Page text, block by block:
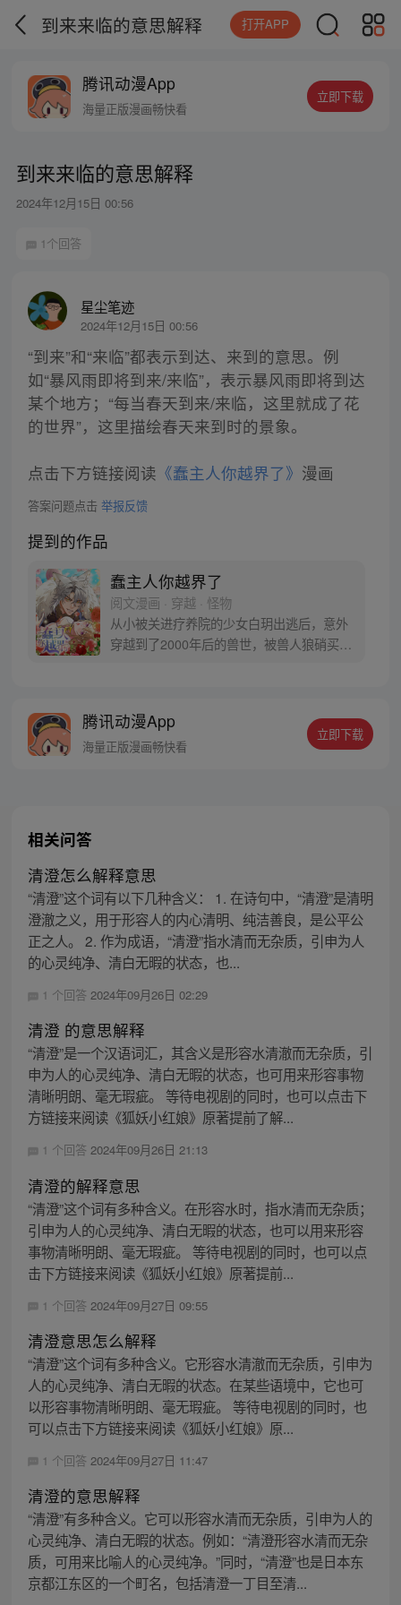
到来来临的意思解释 打开APP
腾讯动漫App
海量正版漫画畅快看
立即下载
到来来临的意思解释
2024年12月15日 00:56
1个回答
星尘笔迹
2024年12月15日 00:56
“到来”和“来临”都表示到达、来到的意思。例
如“暴风雨即将到来/来临”，表示暴风雨即将到达
某个地方；“每当春天到来/来临，这里就成了花
的世界”，这里描绘春天来到时的景象。
点击下方链接阅读 《蠢主人你越界了》 漫画
答案问题点击 举报反馈
提到的作品
蠢主人你越界了
阅文漫画 · 穿越 · 怪物
从小被关进疗养院的少女白玥出逃后，意外
穿越到了2000年后的兽世，被兽人狼硝买回
有“铲屎官”的日子好像也不错。但是，他怎
么对身为宠物的我酱酱酿酿……不可以！蠢
腾讯动漫App
海量正版漫画畅快看
立即下载
相关问答
清澄怎么解释意思
“清澄”这个词有以下几种含义： 1. 在诗句中，“清澄”是清明
澄澈之义，用于形容人的内心清明、纯洁善良，是公平公
正之人。 2. 作为成语，“清澄”指水清而无杂质，引申为人
的心灵纯净、清白无暇的状态，也...
1 个回答 2024年09月26日 02:29
清澄 的意思解释
“清澄”是一个汉语词汇，其含义是形容水清澈而无杂质，引
申为人的心灵纯净、清白无暇的状态，也可用来形容事物
清晰明朗、毫无瑕疵。 等待电视剧的同时，也可以点击下
方链接来阅读《狐妖小红娘》原著提前了解...
1 个回答 2024年09月26日 21:13
清澄的解释意思
“清澄”这个词有多种含义。在形容水时，指水清而无杂质；
引申为人的心灵纯净、清白无暇的状态，也可以用来形容
事物清晰明朗、毫无瑕疵。 等待电视剧的同时，也可以点
击下方链接来阅读《狐妖小红娘》原著提前...
1 个回答 2024年09月27日 09:55
清澄意思怎么解释
“清澄”这个词有多种含义。它形容水清澈而无杂质，引申为
人的心灵纯净、清白无暇的状态。在某些语境中，它也可
以形容事物清晰明朗、毫无瑕疵。 等待电视剧的同时，也
可以点击下方链接来阅读《狐妖小红娘》原...
1 个回答 2024年09月27日 11:47
清澄的意思解释
“清澄”有多种含义。它可以形容水清而无杂质，引申为人的
心灵纯净、清白无暇的状态。例如：“清澄形容水清而无杂
质，可用来比喻人的心灵纯净。”同时，“清澄”也是日本东
京都江东区的一个町名，包括清澄一丁目至清...